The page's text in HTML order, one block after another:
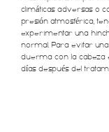
climáticas adversas o
presión atmosférica,
experimentar una
normal. Para evitar una
duerma con la cabeza
días después del